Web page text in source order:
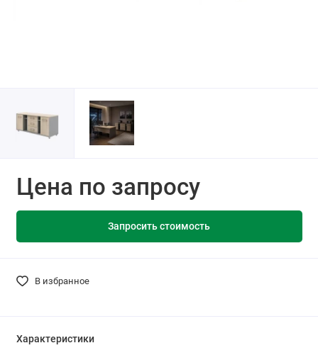
Цена по запросу
Запросить стоимость
В избранное
Характеристики